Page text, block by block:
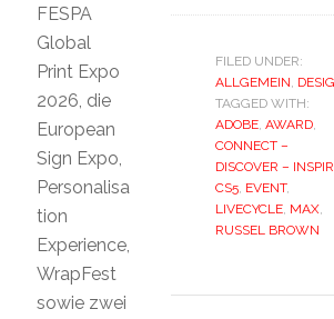
FILED UNDER:
ALLGEMEIN,
TAGGED WITH:
ADOBE, AWARD,
CONNECT –
DISCOVER –
CS5, EVENT,
LIVECYCLE, MAX,
RUSSEL BROWN
FESPA
Global
Print Expo
2026, die
European
Sign Expo,
Personalisa
tion
Experience,
WrapFest
sowie zwei